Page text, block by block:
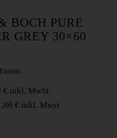
BOCH PURE
GREY 30×60
€ inkl. MwSt.
€ inkl. Mwst